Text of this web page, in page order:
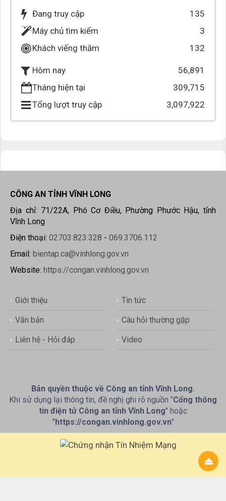
Đang truy cập
135
Máy chủ tìm kiếm
3
Khách viếng thăm
132
Hôm nay
56,891
Tháng hiện tại
309,715
Tổng lượt truy cập
3,097,922
CÔNG AN TỈNH VĨNH LONG
Địa chỉ: 71/22A, Phó Cơ Điều, Phường Phước Hậu, tỉnh
Vĩnh Long
Điện thoại: 02703.823.328 - 069.3706.112
Email: bientap.ca@vinhlong.gov.vn
Website: https://congan.vinhlong.gov.vn
Giới thiệu Tin tức
Văn bản Câu hỏi thường gặp
Liên hệ - Hỏi đáp Video
Bản quyền thuộc về Công an tỉnh Vĩnh Long.
Khi sử dụng lại thông tin, đề nghị ghi rõ nguồn "Cổng thông
tin điện tử Công an tỉnh Vĩnh Long" hoặc
"https://congan.vinhlong.gov.vn"